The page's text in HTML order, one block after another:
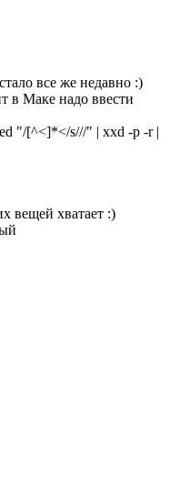
все же недавно :)
в Маке надо ввести
"/[^<]*</s///" | xxd -p -r |
вещей хватает :)